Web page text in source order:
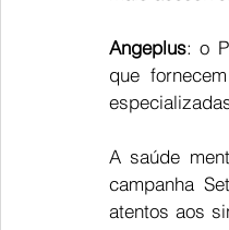
Angeplus: o
que
A saúde
campanha
atentos aos